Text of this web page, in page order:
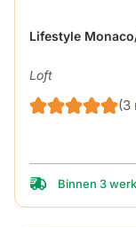
Lifestyle
Loft
(3
De prijs is
Binnen 3